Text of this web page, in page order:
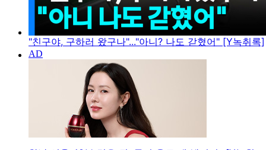
"친구야, 구하러 왔구나"..."아니? 나도 갇혔어" [Y녹취록]